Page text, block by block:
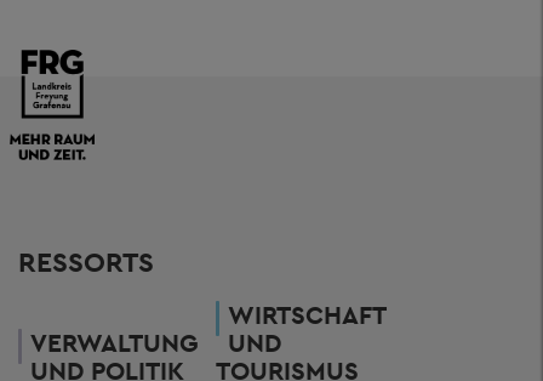
RESSORTS
VERWALTUNG
UND POLITIK
WIRTSCHAFT
UND
TOURISMUS